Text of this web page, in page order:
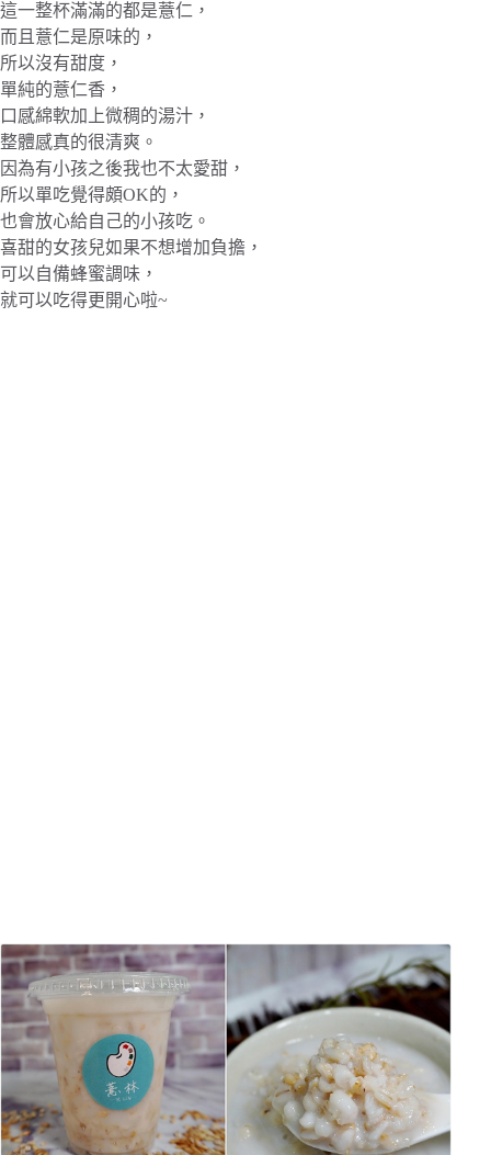
這一整杯滿滿的都是薏仁，
而且薏仁是原味的，
所以沒有甜度，
單純的薏仁香，
口感綿軟加上微稠的湯汁，
整體感真的很清爽。
因為有小孩之後我也不太愛甜，
所以單吃覺得頗OK的，
也會放心給自己的小孩吃。
喜甜的女孩兒如果不想增加負擔，
可以自備蜂蜜調味，
就可以吃得更開心啦~